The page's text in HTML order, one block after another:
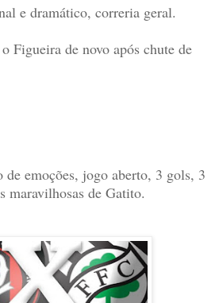
e dramático, correria geral.
Figueira de novo após chute de
emoções, jogo aberto, 3 gols, 3
maravilhosas de Gatito.